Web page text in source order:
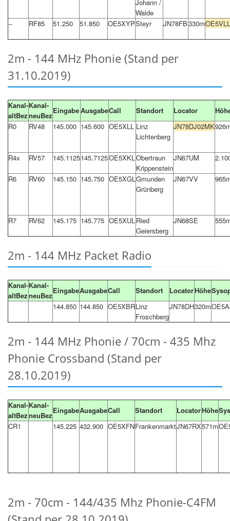
Johann /
Walde
-- RF85 51.250 51.850 OE5XYPSteyr JN78FB330mOE5VLL
2m - 144 MHz Phonie (Stand per
31.10.2019)
Kanal-
altBez
Kanal-
neuBez
EingabeAusgabeCall Standort Locator
R0
RV48 145.000 145.600 OE5XLL Linz
Lichtenberg
JN78DJ02MK
R4x RV57 145.1125145.7125OE5XKLObertraun
Krippenstein
JN67UM
R6 RV60 145.150 145.750 OE5XGLGmunden
Grünberg
JN67VV
R7 RV62 145.175 145.775 OE5XULRied
Geiersberg
JN68SE
2m - 144 MHz Packet Radio
Kanal-
altBez
Kanal-
neuBez
EingabeAusgabeCall Standort LocatorHöhe
144.850 144.850 OE5XBRLinz
Froschberg
JN78DH320m
2m - 144 MHz Phonie / 70cm - 435 Mhz
Phonie Crossband (Stand per
28.10.2019)
Kanal-
altBez
Kanal-
neuBez
EingabeAusgabeCall Standort LocatorHöhe
CR1
145.225 432.900 OE5XFNFrankenmarktJN67RX571m
2m - 70cm - 144/435 Mhz Phonie-C4FM